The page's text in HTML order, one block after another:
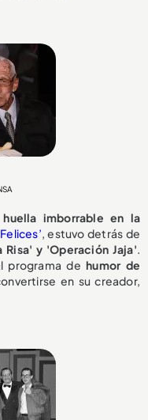
imborrable en la
, estuvo detrás de
Risa' y 'Operación Jaja'.
programa dehumor de
en su creador,